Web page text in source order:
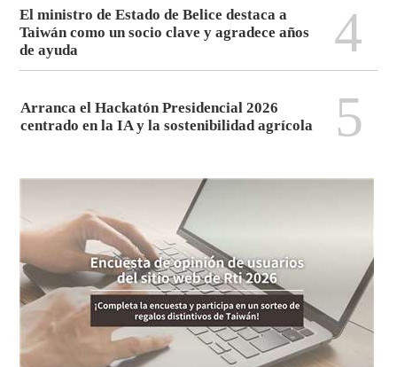
El ministro de Estado de Belice destaca a
Taiwán como un socio clave y agradece años
de ayuda
4
Arranca el Hackatón Presidencial 2026
centrado en la IA y la sostenibilidad agrícola
5